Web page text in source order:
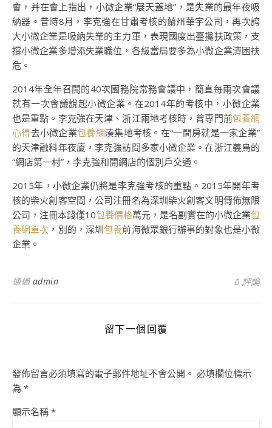
會，并在會上指出，小微企業“展天蓋地”，是失業的最年夜吸
納器。昔時8月，李克強在甘肅考核的蘭州華宇公司，再次誇
大小微企業是吸納失業的主力軍，表現國度出臺攙扶政策，支
撐小微企業多增添失業職位，各級當局要多為小微企業濟困扶
危。
2014年全年召開的40次國務院常務會議中，簡直每兩次會議
就有一次會議說起小微企業。在2014年的考核中，小微企業
也是重點。李克強在天津、浙江兩地考核時，曾專門前包養網
心得去小微企業包養網湊集地考核。在“一間房就是一家企業”
的天津融科年夜廈，李克強訪問多家小微企業。在浙江義烏的
“網店第一村”，李克強和開網店的個別戶交通。
2015年，小微企業仍將是李克強考核的重點。2015年開年考
核的柴火創客空間，公司注冊名為深圳柴火創客文明傳佈無限
公司，注冊本錢僅10包養價格萬元，是名副實在的小微企業包
養網單次 ，別的，深圳包養前海微眾銀行辦事的對象也是小微
企業。
通過 admin 0 評論
留下一個回覆
發佈留言必須填寫的電子郵件地址不會公開。 必填欄位標示
為 *
顯示名稱 *